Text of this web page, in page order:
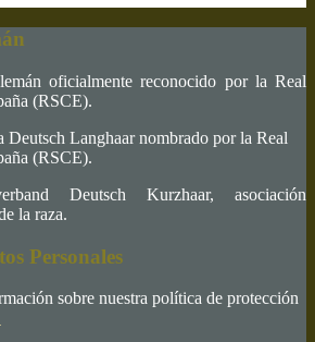
oficialmente reconocido por la Real
(RSCE).
Deutsch Langhaar nombrado por la Real
(RSCE).
Deutsch Kurzhaar, asociación
la raza.
Personales
sobre nuestra política de protección